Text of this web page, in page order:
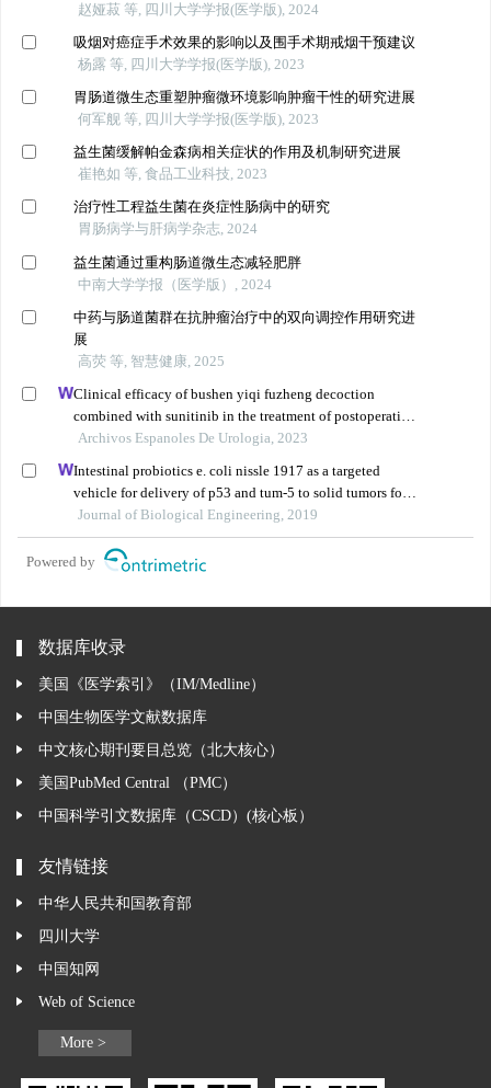
赵娅菽 等, 四川大学学报(医学版), 2024
吸烟对癌症手术效果的影响以及围手术期戒烟干预建议
杨露 等, 四川大学学报(医学版), 2023
胃肠道微生态重塑肿瘤微环境影响肿瘤干性的研究进展
何军舰 等, 四川大学学报(医学版), 2023
益生菌缓解帕金森病相关症状的作用及机制研究进展
崔艳如 等, 食品工业科技, 2023
治疗性工程益生菌在炎症性肠病中的研究
胃肠病学与肝病学杂志, 2024
益生菌通过重构肠道微生态减轻肥胖
中南大学学报（医学版）, 2024
中药与肠道菌群在抗肿瘤治疗中的双向调控作用研究进
展
高荧 等, 智慧健康, 2025
Clinical efficacy of bushen yiqi fuzheng decoction
combined with sunitinib in the treatment of postoperative
patients with renal cell carcinoma and its influence on
Archivos Espanoles De Urologia, 2023
Intestinal probiotics e. coli nissle 1917 as a targeted
vehicle for delivery of p53 and tum-5 to solid tumors for
cancer therapy
Journal of Biological Engineering, 2019
Powered by
数据库收录
美国《医学索引》（IM/Medline）
中国生物医学文献数据库
中文核心期刊要目总览（北大核心）
美国PubMed Central （PMC）
中国科学引文数据库（CSCD）(核心板）
友情链接
中华人民共和国教育部
四川大学
中国知网
Web of Science
More >